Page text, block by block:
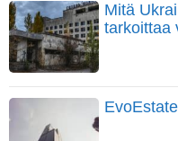
Mitä
tarkoittaa